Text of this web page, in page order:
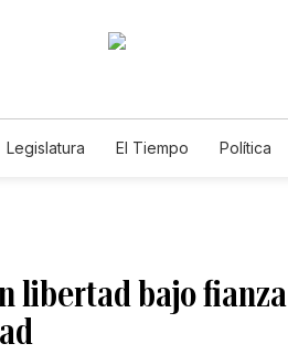
Legislatura El Tiempo Política
libertad bajo